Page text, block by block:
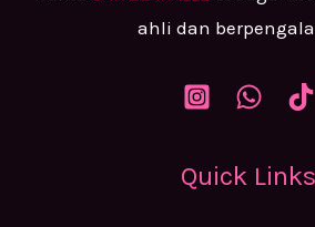
ahli dan
Quick Links